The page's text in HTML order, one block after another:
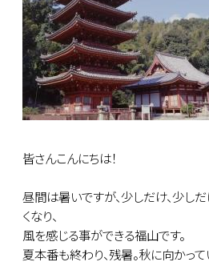
皆さんこんにちは！
昼間は暑いですが、少しだけ、少し
くなり、
風を感じる事ができる福山です。
夏本番も終わり、残暑。秋に向かって